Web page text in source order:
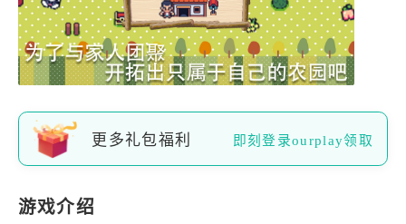
更多礼包福利 即刻登录ourplay领取
游戏介绍